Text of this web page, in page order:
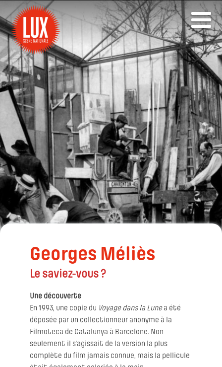
Georges Méliès
Le saviez-vous ?
Une découverte
En 1993, une copie du Voyage dans la Lunea été
déposée par un collectionneur anonyme à la
Filmoteca de Catalunya à Barcelone. Non
seulement il s'agissait de la version la plus
complète du film jamais connue, mais la pellicule